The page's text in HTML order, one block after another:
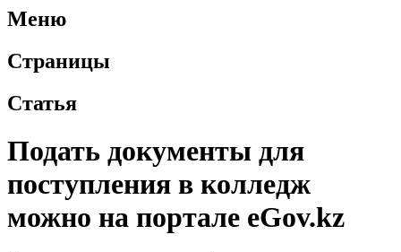
Меню
Страницы
Статья
Подать документы для
поступления в колледж
можно на портале eGov.kz